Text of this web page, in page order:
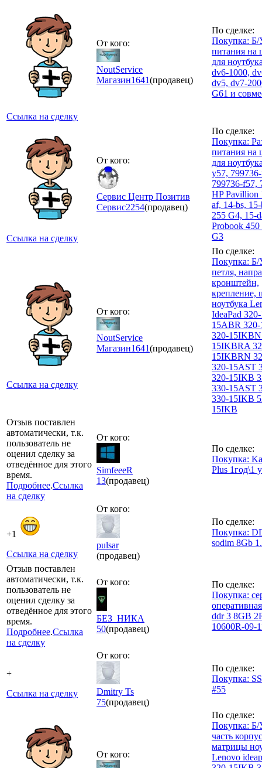
Ссылка на сделку
От кого:
NoutService
Магазин1641(продавец)
По сделке:
Покупка: Б/
питания на
для
dv6-1000,
dv5, dv7-
G61 и
Ссылка на сделку
От кого:
Сервис Центр Позитив
Сервис2254(продавец)
По сделке:
Покупка:
питания на
для
y57,
799736-f57,
HP Pavillion
af, 14-bs,
255 G4, 15-
Probook
G3
Ссылка на сделку
От кого:
NoutService
Магазин1641(продавец)
По сделке:
Покупка: Б/
петля,
кронштейн,
крепление,
ноутбука
IdeaPad
15ABR
320-
15IKBRA
15IKBRN
320-15AST
320-15IKB
330-15AST
330-15IKB
15IKB
Отзыв поставлен
автоматически, т.к.
пользователь не
оценил сделку за
отведённое для этого
время.
Подробнее.Ссылка
на сделку
От кого:
SimfeeeR
13(продавец)
По сделке:
Покупка:
Plus 1год\1
+1
Ссылка на сделку
От кого:
pulsar
(продавец)
По сделке:
Покупка:
sodim 8Gb
Отзыв поставлен
автоматически, т.к.
пользователь не
оценил сделку за
отведённое для этого
время.
Подробнее.Ссылка
на сделку
От кого:
БЕЗ_НИКА
50(продавец)
По сделке:
Покупка:
ddr 3 8GB
10600R-09-
+
Ссылка на сделку
От кого:
Dmitry Ts
75(продавец)
По сделке:
Покупка:
#55
От кого:
По сделке:
Покупка: Б/
часть
матрицы
Lenovo